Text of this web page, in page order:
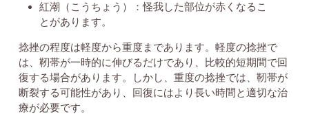
紅潮（こうちょう）：怪我した部位が赤くなるこ
とがあります。
捻挫の程度は軽度から重度まであります。軽度の捻挫で
は、靭帯が一時的に伸びるだけであり、比較的短期間で回
復する場合があります。しかし、重度の捻挫では、靭帯が
断裂する可能性があり、回復にはより長い時間と適切な治
療が必要です。